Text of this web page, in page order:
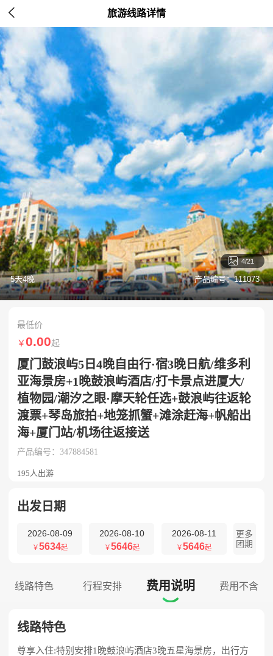
 旅游线路详情
 4/21
5天4晚 产品编号：111073
最低价
￥0.00起
厦门鼓浪屿5日4晚自由行·宿3晚日航/维多利
亚海景房+1晚鼓浪屿酒店/打卡景点进厦大/
植物园/潮汐之眼·摩天轮任选+鼓浪屿往返轮
渡票+琴岛旅拍+地笼抓蟹+滩涂赶海+帆船出
海+厦门站/机场往返接送
产品编号：347884581
195人出游
出发日期
2026-08-09
￥5634起
2026-08-10
￥5646起
2026-08-11
￥5646起
更多
团期
线路特色 行程安排 费用说明 费用不含

线路特色
尊享入住:特别安排1晚鼓浪屿酒店3晚五星海景房，出行方